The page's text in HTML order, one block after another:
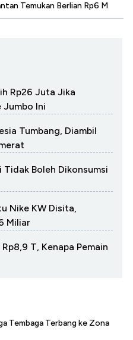
Temukan Berlian Rp6 M
Rp26 Juta Jika
Jumbo Ini
Tumbang, Diambil
Boleh Dikonsumsi
Nike KW Disita,
Miliar
T, Kenapa Pemain
Tembaga Terbang ke Zona